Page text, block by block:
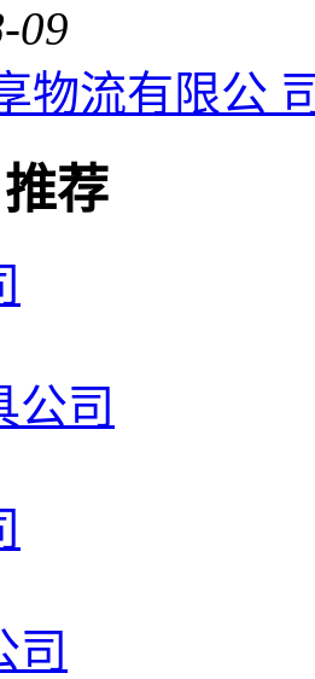
09
物流有限公
荐
公司
司